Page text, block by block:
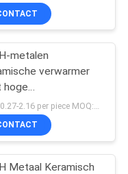
van
Uniforme
en Lange
metalen
verwarmer
hoge
snelle verwarming
Metaal Keramisch